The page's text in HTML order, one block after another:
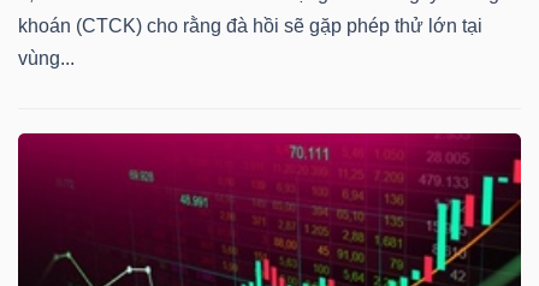
khoán (CTCK) cho rằng đà hồi sẽ gặp phép thử lớn tại
vùng...